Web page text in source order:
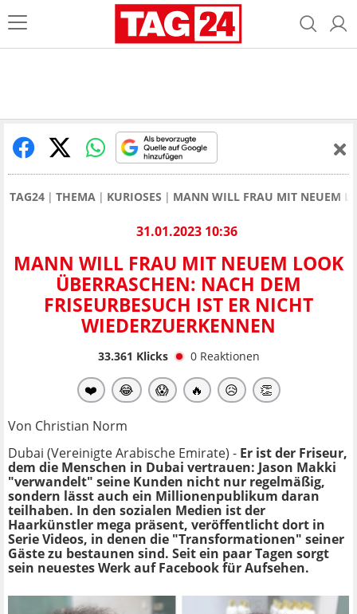
TAG24 THEMA KURIOSES MANN WILL FRAU MIT NEUEM
31.01.2023 10:36
MANN WILL FRAU MIT NEUEM LOOK
ÜBERRASCHEN: NACH DEM
FRISEURBESUCH IST ER NICHT
WIEDERZUERKENNEN
33.361 Klicks 0 Reaktionen
❤️ 😂 😱 🔥 😥 👏
Von Christian Norm
Dubai (Vereinigte Arabische Emirate) - Er ist der Friseur,
dem die Menschen in Dubai vertrauen: Jason Makki
"verwandelt" seine Kunden nicht nur regelmäßig,
sondern lässt auch ein Millionenpublikum daran
teilhaben. In den sozialen Medien ist der
Haarkünstler mega präsent, veröffentlicht dort in
Serie Videos, in denen die "Transformationen" seiner
Gäste zu bestaunen sind. Seit ein paar Tagen sorgt
sein neuestes Werk auf Facebook für Aufsehen.